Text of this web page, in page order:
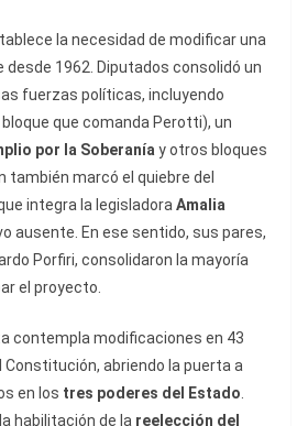
la necesidad de modificar una
1962. Diputados consolidó un
fuerzas políticas, incluyendo
que comanda Perotti), un
por la Soberanía y otros bloques
también marcó el quiebre del
integra la legisladora Amalia
ausente. En ese sentido, sus pares,
Porfiri, consolidaron la mayoría
el proyecto.
contempla modificaciones en 43
abriendo la puerta a
en los tres poderes del Estado
habilitación de la reelección del